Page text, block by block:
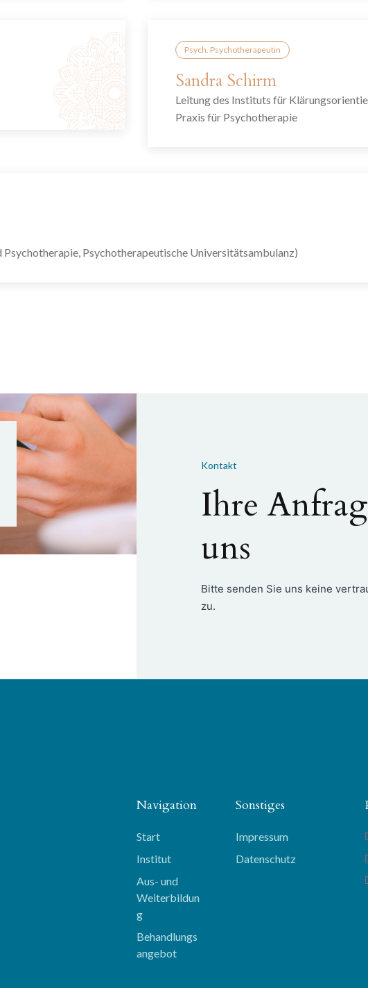
Psych. Psychotherapeutin
Sandra Schirm
Leitung des Instituts für
Praxis für Psychotherapie
Psychotherapeutische Universitätsambulanz)
Kontakt
Ihre
uns
Bitte senden Sie uns keine
zu.
Navigation
Start
Institut
Aus- und
Weiterbildun
g
Behandlungs
angebot
Sonstiges
Impressum
Datenschutz